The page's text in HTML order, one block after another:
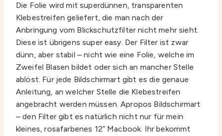
Die Folie wird mit superdünnen, transparenten
Klebestreifen geliefert, die man nach der
Anbringung vom Blickschutzfilter nicht mehr sieht.
Diese ist übrigens super easy. Der Filter ist zwar
dünn, aber stabil – nicht wie eine Folie, welche im
Zweifel Blasen bildet oder sich an mancher Stelle
ablöst. Für jede Bildschirmart gibt es die genaue
Anleitung, an welcher Stelle die Klebestreifen
angebracht werden müssen. Apropos Bildschirmart
– den Filter gibt es natürlich nicht nur für mein
kleines, rosafarbenes 12” Macbook. Ihr bekommt